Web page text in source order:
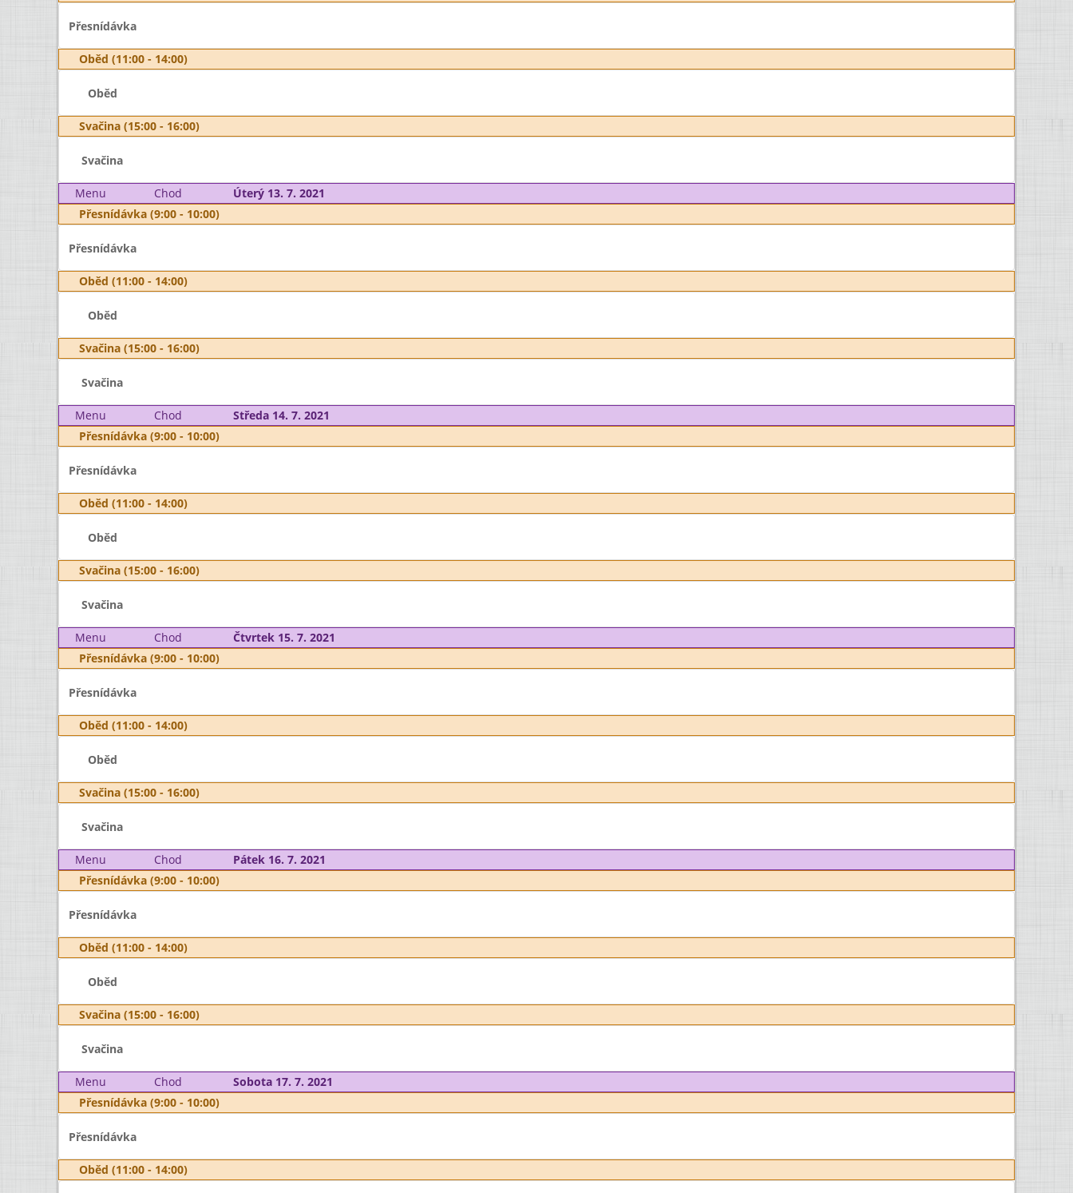
Přesnídávka
Oběd (11:00 - 14:00)
Oběd
Svačina (15:00 - 16:00)
Svačina
Menu Chod
Úterý 13. 7. 2021
Přesnídávka (9:00 - 10:00)
Přesnídávka
Oběd (11:00 - 14:00)
Oběd
Svačina (15:00 - 16:00)
Svačina
Menu Chod
Středa 14. 7. 2021
Přesnídávka (9:00 - 10:00)
Přesnídávka
Oběd (11:00 - 14:00)
Oběd
Svačina (15:00 - 16:00)
Svačina
Menu Chod
Čtvrtek 15. 7. 2021
Přesnídávka (9:00 - 10:00)
Přesnídávka
Oběd (11:00 - 14:00)
Oběd
Svačina (15:00 - 16:00)
Svačina
Menu Chod
Pátek 16. 7. 2021
Přesnídávka (9:00 - 10:00)
Přesnídávka
Oběd (11:00 - 14:00)
Oběd
Svačina (15:00 - 16:00)
Svačina
Menu Chod
Sobota 17. 7. 2021
Přesnídávka (9:00 - 10:00)
Přesnídávka
Oběd (11:00 - 14:00)